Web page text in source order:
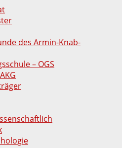
des Armin-Knab-
– OGS